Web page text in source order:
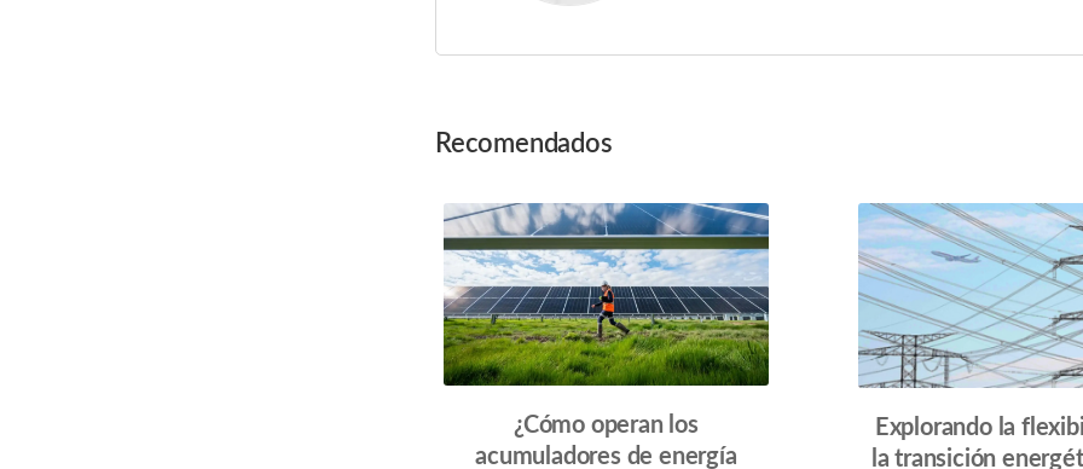
Post
Recomendados
¿Cómo operan los
acumuladores de energía
Explorando la
la transición